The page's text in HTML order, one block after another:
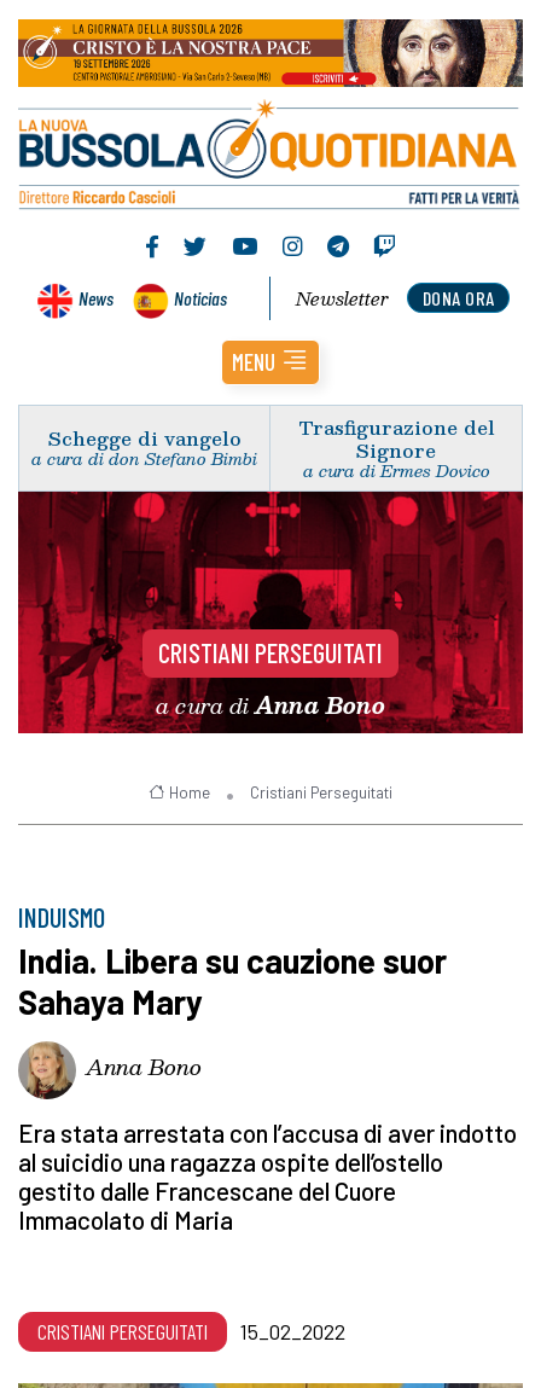
News Noticias DONA ORA
Newsletter
MENU
Schegge di vangelo
a cura di don Stefano Bimbi
Trasfigurazione del
Signore
a cura di Ermes Dovico
CRISTIANI PERSEGUITATI
a cura diAnna Bono
Home Cristiani Perseguitati
INDUISMO
India. Libera su cauzione suor
Sahaya Mary
Anna Bono
Era stata arrestata con l’accusa di aver indotto
al suicidio una ragazza ospite dell’ostello
gestito dalle Francescane del Cuore
Immacolato di Maria
CRISTIANI PERSEGUITATI 15_02_2022